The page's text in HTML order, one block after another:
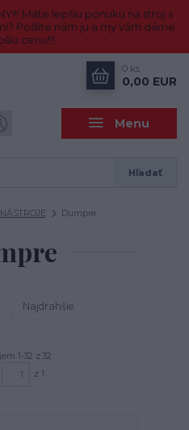
Máte lepšiu ponuku na stroj s
Pošlite nám ju a my vám dáme
cenu!!!
Menu
Hľadať
0 ks
0,00 EUR
Dumpre
Najdrahšie
1-32 z 32
z 1